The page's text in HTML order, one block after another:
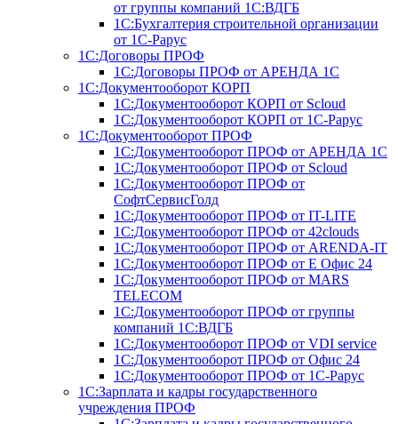
от группы компаний 1С:ВДГБ
1С:Бухгалтерия строительной организации
от 1С-Рарус
1С:Договоры ПРОФ
1С:Договоры ПРОФ от АРЕНДА 1С
1С:Документооборот КОРП
1С:Документооборот КОРП от Scloud
1С:Документооборот КОРП от 1С-Рарус
1С:Документооборот ПРОФ
1С:Документооборот ПРОФ от АРЕНДА 1С
1С:Документооборот ПРОФ от Scloud
1С:Документооборот ПРОФ от
СофтСервисГолд
1С:Документооборот ПРОФ от IT-LITE
1С:Документооборот ПРОФ от 42clouds
1С:Документооборот ПРОФ от ARENDA-IT
1С:Документооборот ПРОФ от Е Офис 24
1С:Документооборот ПРОФ от MARS
TELECOM
1С:Документооборот ПРОФ от группы
компаний 1С:ВДГБ
1С:Документооборот ПРОФ от VDI service
1С:Документооборот ПРОФ от Офис 24
1С:Документооборот ПРОФ от 1С-Рарус
1С:Зарплата и кадры государственного
учреждения ПРОФ